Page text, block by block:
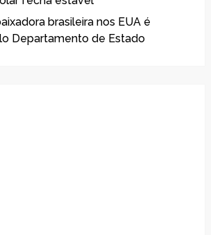
brasileira nos EUA é
Departamento de Estado